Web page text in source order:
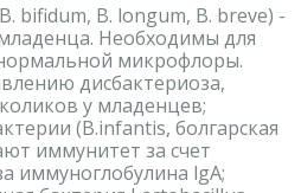
bifidum, B. longum, B. breve) -
Необходимы для
микрофлоры.
дисбактериоза,
у младенцев;
(В.infantis, болгарская
иммунитет за счет
иммуноглобулина lgA;